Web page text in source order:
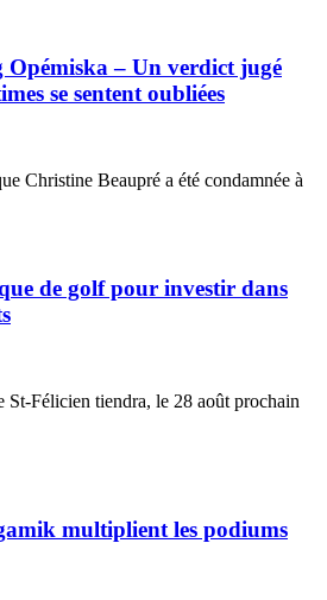
– Un verdict jugé
se sentent oubliées
Christine Beaupré a été condamnée à
de golf pour investir dans
St-Félicien tiendra, le 28 août prochain
multiplient les podiums